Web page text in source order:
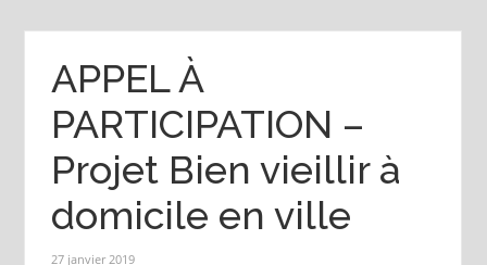
APPEL À
PARTICIPATION –
Projet Bien vieillir à
domicile en ville
27 janvier 2019